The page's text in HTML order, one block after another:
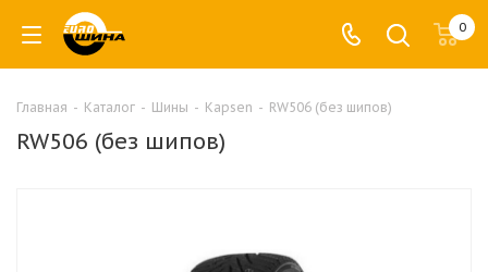
0
Главная - Каталог - Шины - Kapsen - RW506 (без шипов)
RW506 (без шипов)